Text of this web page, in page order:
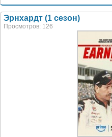
Эрнхардт (1 сезон)
Просмотров: 126